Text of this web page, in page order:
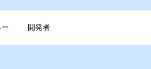
ー 開発者